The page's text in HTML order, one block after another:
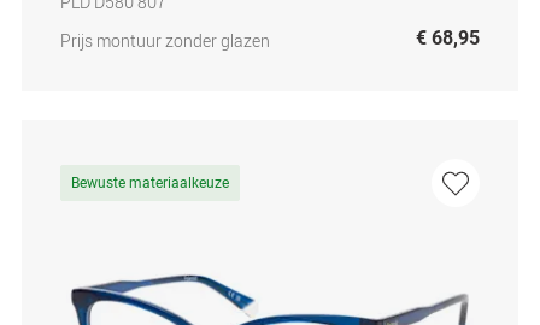
Prijs montuur zonder glazen
€ 68,95
Bewuste materiaalkeuze